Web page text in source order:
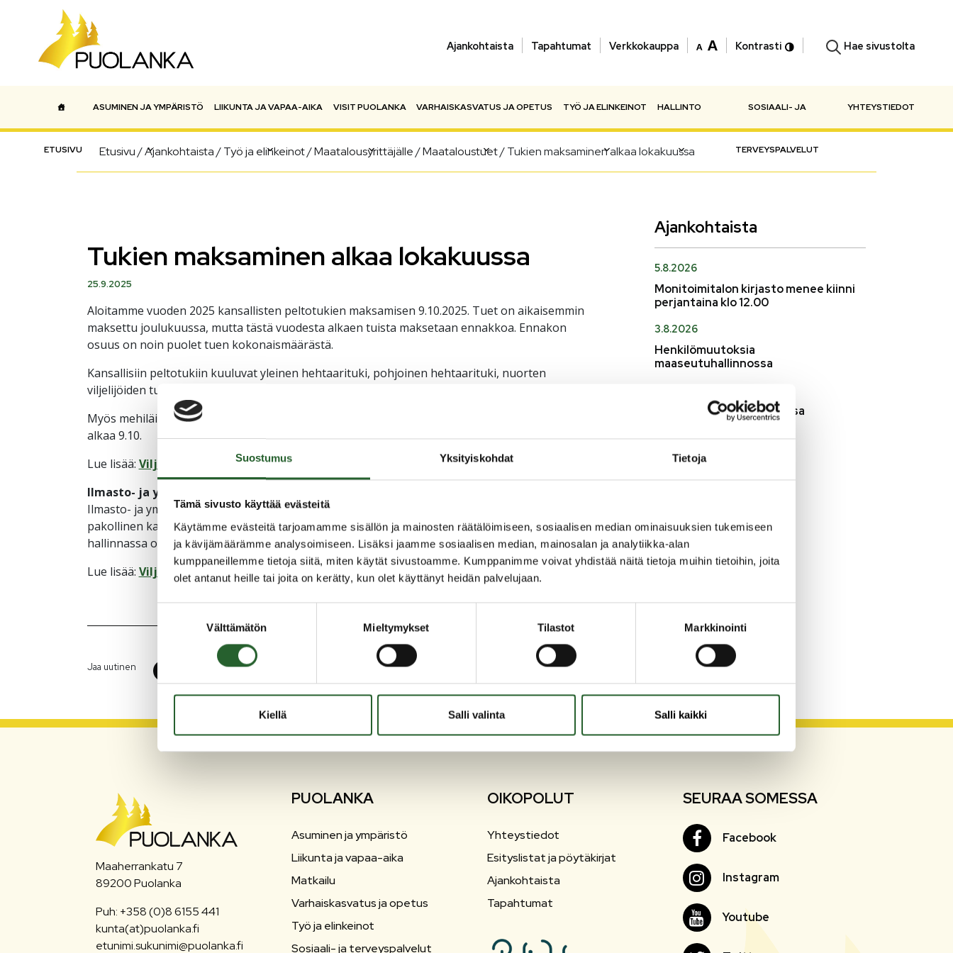
Suostumus Yksityiskohdat Tietoja
Tämä sivusto käyttää evästeitä
Käytämme evästeitä tarjoamamme sisällön ja mainosten räätälöimiseen, sosiaalisen median ominaisuuksien tukemiseen
ja kävijämäärämme analysoimiseen. Lisäksi jaamme sosiaalisen median, mainosalan ja analytiikka-alan
kumppaneillemme tietoja siitä, miten käytät sivustoamme. Kumppanimme voivat yhdistää näitä tietoja muihin tietoihin, joita
olet antanut heille tai joita on kerätty, kun olet käyttänyt heidän palvelujaan.
valinta
Välttämätön Mieltymykset Tilastot Markkinointi
Kiellä Salli valinta Salli kaikki
Ajankohtaista Tapahtumat Verkkokauppa Kontrasti Hae sivustolta
Päävalikko
ETUSIVU
ASUMINEN JA YMPÄRISTÖ LIIKUNTA JA VAPAA-AIKA VISIT PUOLANKA VARHAISKASVATUS JA OPETUS TYÖ JA ELINKEINOT HALLINTO SOSIAALI- JA
TERVEYSPALVELUT
YHTEYSTIEDOT
Etusivu/Ajankohtaista/Työ ja elinkeinot/Maatalousyrittäjälle/Maataloustuet/Tukien maksaminen alkaa lokakuussa
Tukien maksaminen alkaa lokakuussa
25.9.2025
Aloitamme vuoden 2025 kansallisten peltotukien maksamisen 9.10.2025. Tuet on aikaisemmin
maksettu joulukuussa, mutta tästä vuodesta alkaen tuista maksetaan ennakkoa. Ennakon
osuus on noin puolet tuen kokonaismäärästä.
Kansallisiin peltotukiin kuuluvat yleinen hehtaarituki, pohjoinen hehtaarituki, nuorten
viljelijöiden tuki ja sokerijuurikkaan kansallinen tuki. Tukien loppuosat maksamme joulukuussa.
Myös mehiläistalouden ja porotalouden tukien sekä kasvihuonetuen loppuosan maksaminen
alkaa 9.10.
Lue lisää: Viljelijäuutiskirje 24.9.2025
Ilmasto- ja ympäristösuunnitelma kuuluu ympäristösitoumukseen
Ilmasto- ja ympäristösuunnitelma on ympäristösitoumuksen yleinen vaatimus, joten se on
pakollinen kaikille ympäristösitoumuksen tehneille tiloille. Suunnitelma pitää tehdä maatilan
hallinnassa olevista peruslohkoista.
Lue lisää: Viljelijäuutiskirje 23.9.2025
Jaa uutinen
Ajankohtaista
5.8.2026
Monitoimitalon kirjasto menee kiinni
perjantaina klo 12.00
3.8.2026
Henkilömuutoksia
maaseutuhallinnossa
Asfaltointityöt taajamassa
myöhästyvät
KATSO KAIKKI
Maaherrankatu 7
89200 Puolanka
Puh: +358 (0)8 6155 441
kunta(at)puolanka.fi
etunimi.sukunimi@puolanka.fi
PUOLANKA
Asuminen ja ympäristö
Liikunta ja vapaa-aika
Matkailu
Varhaiskasvatus ja opetus
Työ ja elinkeinot
Sosiaali- ja terveyspalvelut
OIKOPOLUT
Yhteystiedot
Esityslistat ja pöytäkirjat
Ajankohtaista
Tapahtumat
SEURAA SOMESSA
FacebookFacebook
InstagramInstagram
YoutubeYoutube